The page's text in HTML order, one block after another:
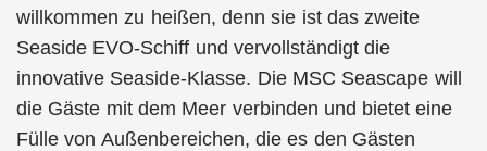
willkommen zu heißen, denn sie ist das zweite
Seaside EVO-Schiff und vervollständigt die
innovative Seaside-Klasse. Die MSC Seascape will
die Gäste mit dem Meer verbinden und bietet eine
Fülle von Außenbereichen, die es den Gästen